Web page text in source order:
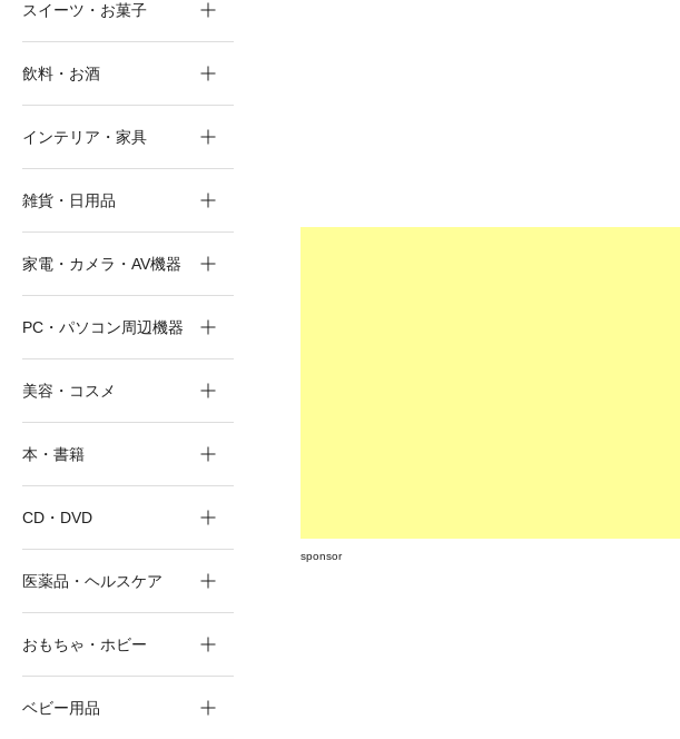
sponsor
スイーツ・お菓子
飲料・お酒
インテリア・家具
雑貨・日用品
家電・カメラ・AV機器
PC・パソコン周辺機器
美容・コスメ
本・書籍
CD・DVD
医薬品・ヘルスケア
おもちゃ・ホビー
ベビー用品